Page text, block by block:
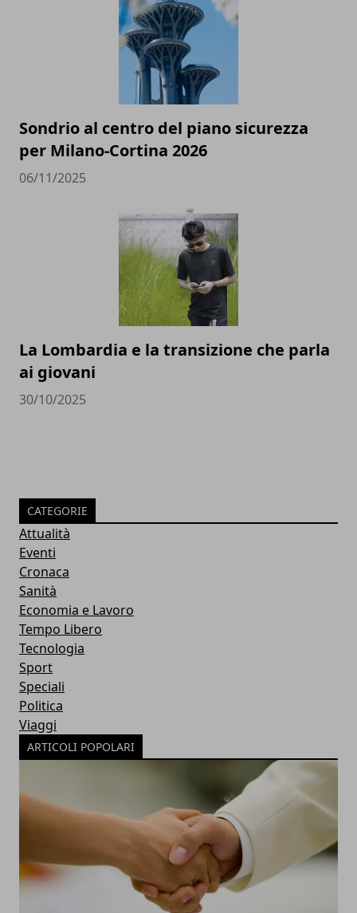
Sondrio al centro del piano sicurezza
per Milano-Cortina 2026
06/11/2025
La Lombardia e la transizione che parla
ai giovani
30/10/2025
CATEGORIE
Attualità
Eventi
Cronaca
Sanità
Economia e Lavoro
Tempo Libero
Tecnologia
Sport
Speciali
Politica
Viaggi
ARTICOLI POPOLARI